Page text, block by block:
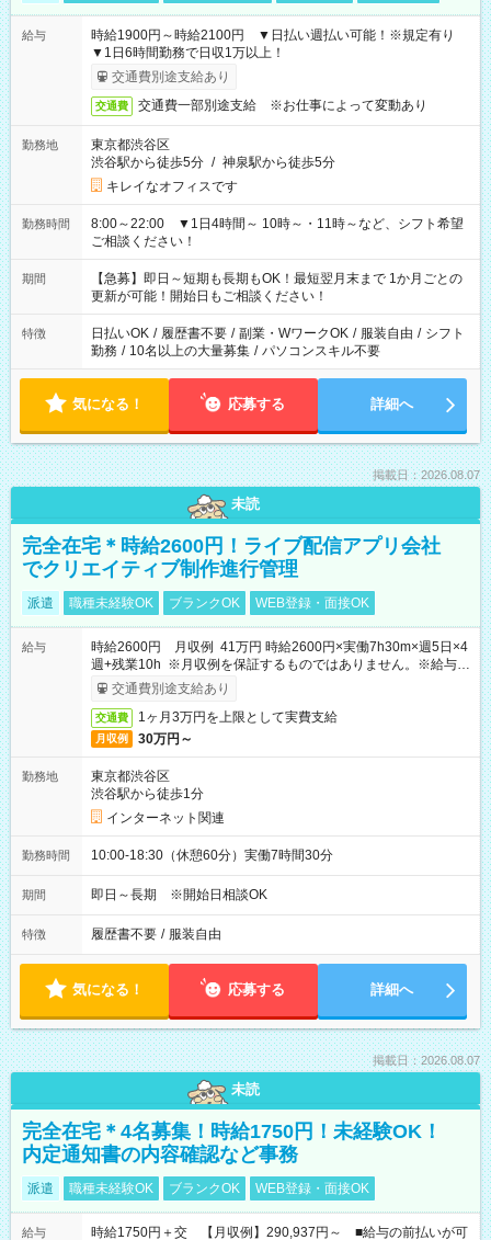
給与
時給1900円～時給2100円 ▼日払い週払い可能！※規定有り
▼1日6時間勤務で日収1万以上！
交通費別途支給あり
交通費 交通費一部別途支給 ※お仕事によって変動あり
勤務地
東京都渋谷区
渋谷駅から徒歩5分 / 神泉駅から徒歩5分
キレイなオフィスです
勤務時間
8:00～22:00 ▼1日4時間～ 10時～・11時～など、シフト希望
ご相談ください！
期間
【急募】即日～短期も長期もOK！最短翌月末まで 1か月ごとの
更新が可能！開始日もご相談ください！
特徴 日払いOK / 履歴書不要 / 副業・WワークOK / 服装自由 / シフト
勤務 / 10名以上の大量募集 / パソコンスキル不要
気になる！ 応募する 詳細へ
掲載日：2026.08.07
未読
完全在宅＊時給2600円！ライブ配信アプリ会社
でクリエイティブ制作進行管理
派遣 職種未経験OK ブランクOK WEB登録・面接OK
給与
時給2600円 月収例 41万円 時給2600円×実働7h30m×週5日×4
週+残業10h ※月収例を保証するものではありません。※給与即
受取りサービス利用可（利用条件有）
交通費別途支給あり
交通費 1ヶ月3万円を上限として実費支給
月収例 30万円～
勤務地
東京都渋谷区
渋谷駅から徒歩1分
インターネット関連
勤務時間 10:00-18:30（休憩60分）実働7時間30分
期間 即日～長期 ※開始日相談OK
特徴 履歴書不要 / 服装自由
気になる！ 応募する 詳細へ
掲載日：2026.08.07
未読
完全在宅＊4名募集！時給1750円！未経験OK！
内定通知書の内容確認など事務
派遣 職種未経験OK ブランクOK WEB登録・面接OK
給与 時給1750円＋交 【月収例】290,937円～ ■給与の前払いが可